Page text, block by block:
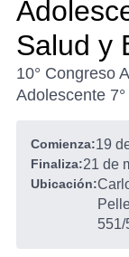
Salud y
10° Congreso
Adolescente
Comienza:19
Finaliza:21 de
Ubicación:
551/